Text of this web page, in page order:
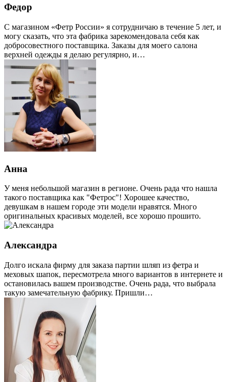
Федор
С магазином «Фетр России» я сотрудничаю в течение 5 лет, и
могу сказать, что эта фабрика зарекомендовала себя как
добросовестного поставщика. Заказы для моего салона
верхней одежды я делаю регулярно, и…
Анна
У меня небольшой магазин в регионе. Очень рада что нашла
такого поставщика как "Фетрос"! Хорошее качество,
девушкам в нашем городе эти модели нравятся. Много
оригинальных красивых моделей, все хорошо прошито.
Александра
Долго искала фирму для заказа партии шляп из фетра и
меховых шапок, пересмотрела много вариантов в интернете и
остановилась вашем производстве. Очень рада, что выбрала
такую замечательную фабрику. Пришли…